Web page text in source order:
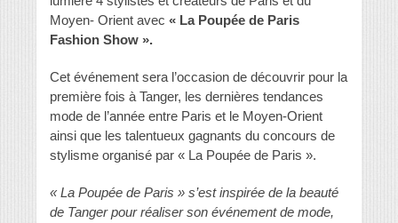
Moyen- Orient avec « La Poupée de Paris
Fashion Show ».
Cet événement sera l’occasion de découvrir pour la
première fois à Tanger, les dernières tendances
mode de l’année entre Paris et le Moyen-Orient
ainsi que les talentueux gagnants du concours de
stylisme organisé par « La Poupée de Paris ».
« La Poupée de Paris » s’est inspirée de la beauté
de Tanger pour réaliser son événement de mode,